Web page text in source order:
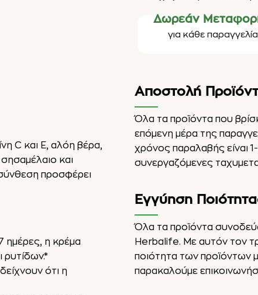
Δωρεάν
για κάθε
C και Ε, αλόη βέρα,
και
προσφέρει
ημέρες, η κρέμα
ότι η
Αποστολή
Όλα τα προϊόντα που
επόμενη μέρα της
χρόνος παραλαβής είναι
συνεργαζόμενες
Εγγύηση
Όλα τα προϊόντα
Herbalife. Με αυτόν τον
ποιότητα των προϊόντων
παρακαλούμε